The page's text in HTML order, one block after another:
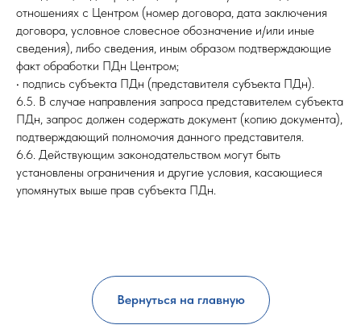
отношениях с Центром (номер договора, дата заключения
договора, условное словесное обозначение и/или иные
сведения), либо сведения, иным образом подтверждающие
факт обработки ПДн Центром;
• подпись субъекта ПДн (представителя субъекта ПДн).
6.5. В случае направления запроса представителем субъекта
ПДн, запрос должен содержать документ (копию документа),
подтверждающий полномочия данного представителя.
6.6. Действующим законодательством могут быть
установлены ограничения и другие условия, касающиеся
упомянутых выше прав субъекта ПДн.
Вернуться на главную